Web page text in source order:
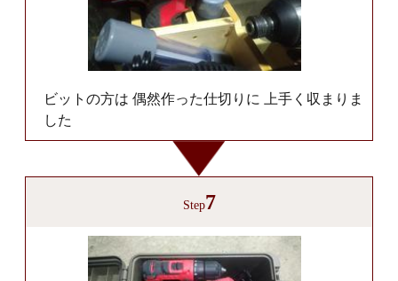
ビットの方は 偶然作った仕切りに 上手く収まりま
した
Step7